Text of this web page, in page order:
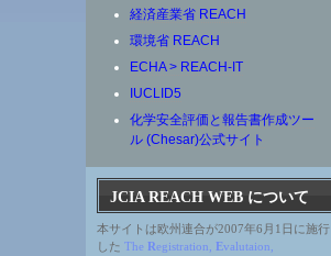
経済産業省 REACH
環境省 REACH
ECHA > REACH-IT
IUCLID5
化学安全評価と報告書作成ツー
ル (Chesar)公式サイト
JCIA REACH WEB について
本サイトは欧州連合が2007年6月1日に施行
した The Registration, Evalutaion,